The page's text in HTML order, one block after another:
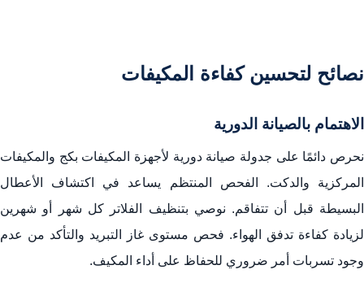
نصائح لتحسين كفاءة المكيفات
الاهتمام بالصيانة الدورية
نحرص دائمًا على جدولة صيانة دورية لأجهزة المكيفات بكج والمكيفات
المركزية والدكت. الفحص المنتظم يساعد في اكتشاف الأعطال
البسيطة قبل أن تتفاقم. نوصي بتنظيف الفلاتر كل شهر أو شهرين
لزيادة كفاءة تدفق الهواء. فحص مستوى غاز التبريد والتأكد من عدم
وجود تسربات أمر ضروري للحفاظ على أداء المكيف.